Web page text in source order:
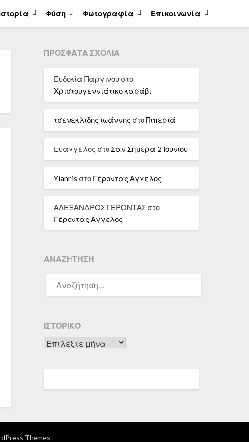
Ιστορία Φύση Φωτογραφία Επικοινωνία
ΠΡΌΣΦΑΤΑ ΣΧΌΛΙΑ
Ευδοκία Παργινουστο
Χριστουγεννιάτικο καράβι
τσενεκλιδης ιωάννης στοΠιπεριά
Ευάγγελος στοΣαν Σήμερα 2 Ιουνίου
Yiannis στο Γέροντας Αγγελος
ΑΛΕΞΑΝΔΡΟΣ ΓΕΡΟΝΤΑΣστο
Γέροντας Αγγελος
ΑΝΑΖΉΤΗΣΗ
ΓΙΑ:
ΙΣΤΟΡΙΚΌ
Ιστορικό
Themes